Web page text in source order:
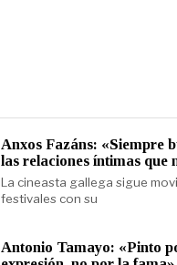
Anxos Fazáns: «Siempre
las relaciones íntimas que
La cineasta gallega sigue
festivales con su
Antonio Tamayo: «Pinto